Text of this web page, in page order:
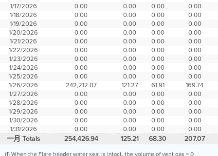
1/17/2026
0.00 0.00 0.00
0.00
1/18/2026
0.00 0.00 0.00
0.00
1/19/2026
0.00 0.00 0.00
0.00
1/20/2026
0.00 0.00 0.00
0.00
1/21/2026
0.00 0.00 0.00
0.00
1/22/2026
0.00 0.00 0.00
0.00
1/23/2026
0.00 0.00 0.00
0.00
1/24/2026
0.00 0.00 0.00
0.00
1/25/2026
0.00 0.00 0.00
0.00
1/26/2026
242,212.07 121.27 61.91
169.74
1/27/2026
0.00 0.00 0.00
0.00
1/28/2026
0.00 0.00 0.00
0.00
1/29/2026
0.00 0.00 0.00
0.00
1/30/2026
0.00 0.00 0.00
0.00
1/31/2026
0.00 0.00 0.00 0.00
一月 Totals 254,426.94 125.21 68.30 207.07
(1) When the Flare header water seal is intact, the volume of vent gas = 0